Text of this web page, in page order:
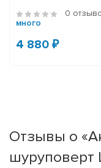
0
много
4 880 ₽
Отзывы о
шуруповерт